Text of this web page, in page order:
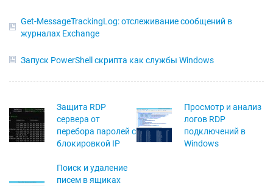
Get-MessageTrackingLog: отслеживание сообщений в
журналах Exchange
Запуск PowerShell скрипта как службы Windows
Защита RDP
сервера от
перебора паролей с
блокировкой IP
Просмотр и анализ
логов RDP
подключений в
Windows
Поиск и удаление
писем в ящиках